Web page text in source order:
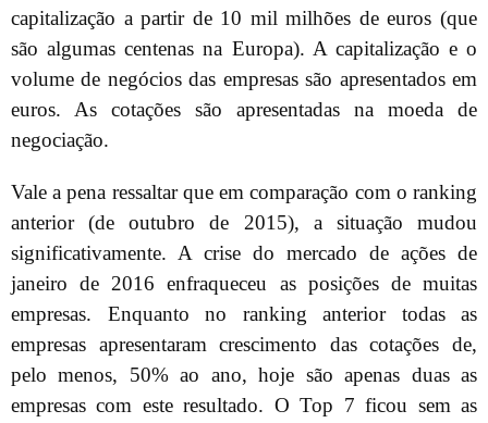
capitalização a partir de 10 mil milhões de euros (que
são algumas centenas na Europa). A capitalização e o
volume de negócios das empresas são apresentados em
euros. As cotações são apresentadas na moeda de
negociação.
Vale a pena ressaltar que em comparação com o ranking
anterior (de outubro de 2015), a situação mudou
significativamente. A crise do mercado de ações de
janeiro de 2016 enfraqueceu as posições de muitas
empresas. Enquanto no ranking anterior todas as
empresas apresentaram crescimento das cotações de,
pelo menos, 50% ao ano, hoje são apenas duas as
empresas com este resultado. O Top 7 ficou sem as